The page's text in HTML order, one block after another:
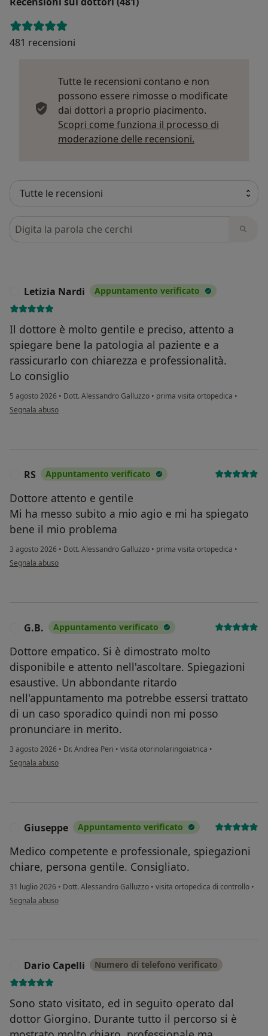
481 recensioni
Tutte le recensioni contano e non
possono essere rimosse o modificate
dai dottori a proprio piacimento.
Scopri come funziona il processo di
moderazione delle recensioni.
Cerca nelle recensioni
Letizia Nardi Appuntamento verificato
Il dottore è molto gentile e preciso, attento a
spiegare bene la patologia al paziente e a
rassicurarlo con chiarezza e professionalità.
Lo consiglio
5 agosto 2026 • Dott. Alessandro Galluzzo • prima visita ortopedica •
secondo l'opinione dell'utente Letizia Nardi
Segnala abuso
RS Appuntamento verificato
Dottore attento e gentile
Mi ha messo subito a mio agio e mi ha spiegato
bene il mio problema
3 agosto 2026 • Dott. Alessandro Galluzzo • prima visita ortopedica •
secondo l'opinione dell'utente RS
Segnala abuso
G.B. Appuntamento verificato
Dottore empatico. Si è dimostrato molto
disponibile e attento nell'ascoltare. Spiegazioni
esaustive. Un abbondante ritardo
nell'appuntamento ma potrebbe essersi trattato
di un caso sporadico quindi non mi posso
pronunciare in merito.
3 agosto 2026 • Dr. Andrea Peri • visita otorinolaringoiatrica •
secondo l'opinione dell'utente G.B.
Segnala abuso
Giuseppe Appuntamento verificato
Medico competente e professionale, spiegazioni
chiare, persona gentile. Consigliato.
31 luglio 2026 • Dott. Alessandro Galluzzo • visita ortopedica di controllo •
secondo l'opinione dell'utente Giuseppe
Segnala abuso
Dario Capelli Numero di telefono verificato
Sono stato visitato, ed in seguito operato dal
dottor Giorgino. Durante tutto il percorso si è